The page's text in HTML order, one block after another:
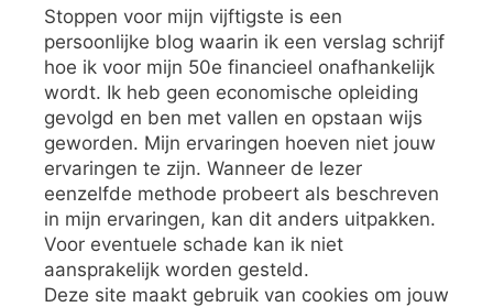
Stoppen voor mijn vijftigste is een
persoonlijke blog waarin ik een verslag schrijf
hoe ik voor mijn 50e financieel onafhankelijk
wordt. Ik heb geen economische opleiding
gevolgd en ben met vallen en opstaan wijs
geworden. Mijn ervaringen hoeven niet jouw
ervaringen te zijn. Wanneer de lezer
eenzelfde methode probeert als beschreven
in mijn ervaringen, kan dit anders uitpakken.
Voor eventuele schade kan ik niet
aansprakelijk worden gesteld.
Deze site maakt gebruik van cookies om jouw